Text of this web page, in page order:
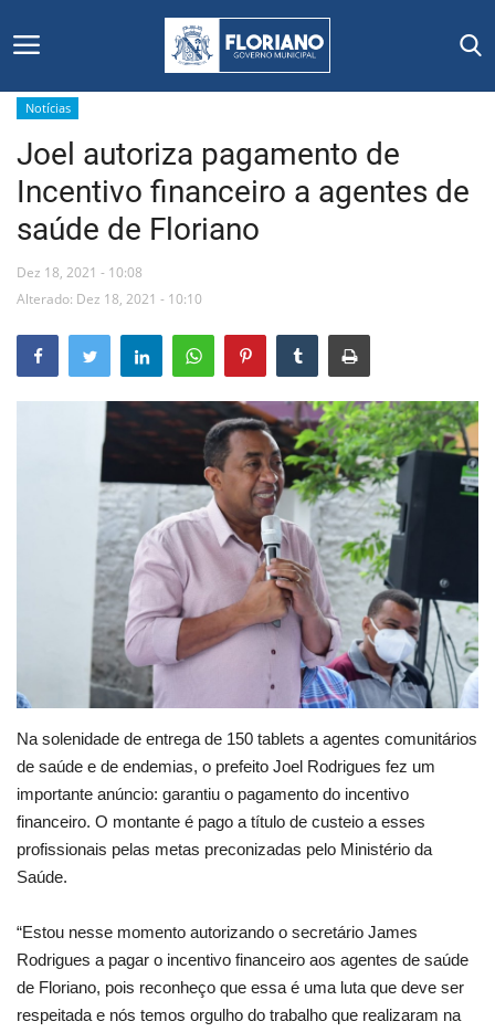
Início
Editais
Floriano
Mural de Licitações
Notícias
Joel autoriza pagamento de
Incentivo financeiro a agentes de
saúde de Floriano
Dez 18, 2021 - 10:08
Alterado: Dez 18, 2021 - 10:10
Na solenidade de entrega de 150 tablets a agentes comunitários
de saúde e de endemias, o prefeito Joel Rodrigues fez um
importante anúncio: garantiu o pagamento do incentivo
financeiro. O montante é pago a título de custeio a esses
profissionais pelas metas preconizadas pelo Ministério da
Saúde.
“Estou nesse momento autorizando o secretário James
Rodrigues a pagar o incentivo financeiro aos agentes de saúde
de Floriano, pois reconheço que essa é uma luta que deve ser
respeitada e nós temos orgulho do trabalho que realizaram na